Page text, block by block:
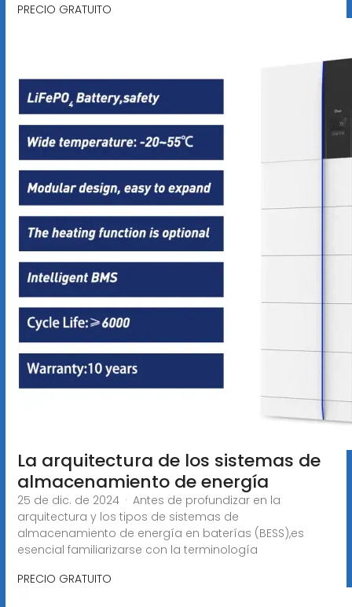
PRECIO GRATUITO
La arquitectura de los sistemas de
almacenamiento de energía
25 de dic. de 2024 · Antes de profundizar en la
arquitectura y los tipos de sistemas de
almacenamiento de energía en baterías (BESS),es
esencial familiarizarse con la terminología
PRECIO GRATUITO